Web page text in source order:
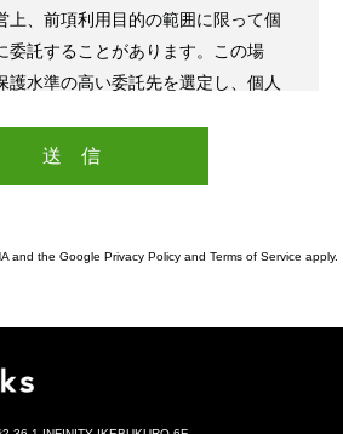
上、前項利用目的の範囲に限って個
委託することがあります。この場
護水準の高い委託先を選定し、個人
を実施させます。
示等の請求
通知、開示、内容の訂正・追加・削
ただいた上で、合理的な期間内に対
and the Google Privacy Policy and Terms of Service apply.